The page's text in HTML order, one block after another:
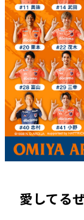
愛してる